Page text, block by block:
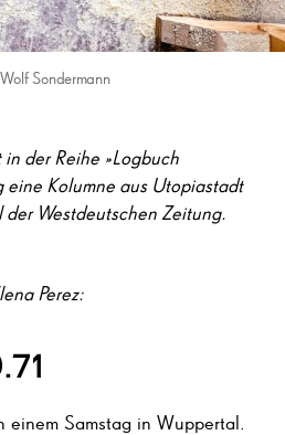
Sondermann
der Reihe »Logbuch
eine Kolumne aus Utopiastadt
Westdeutschen Zeitung.
Perez:
einem Samstag in Wuppertal.